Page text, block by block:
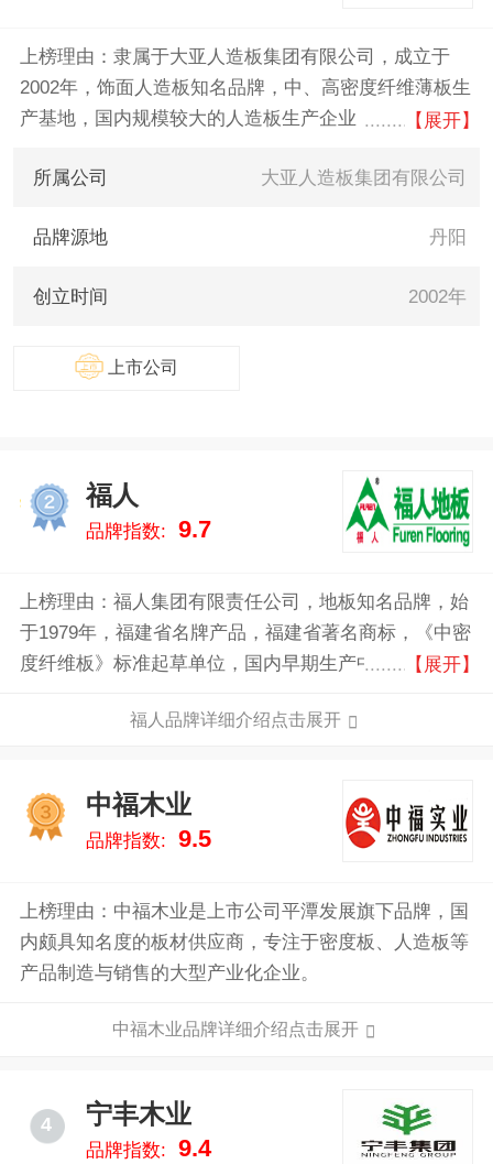
上榜理由：隶属于大亚人造板集团有限公司，成立于
2002年，饰面人造板知名品牌，中、高密度纤维薄板生
产基地，国内规模较大的人造板生产企业，主要生产多
层实木复合地板、高档家具等。公司深入贯彻绿色发展
则，发展现代林业。
【展开】
所属公司 大亚人造板集团有限公司
品牌源地 丹阳
创立时间 2002年
上市公司
2
福人
品牌指数: 9.7
上榜理由：福人集团有限责任公司，地板知名品牌，始
于1979年，福建省名牌产品，福建省著名商标，《中密
度纤维板》标准起草单位，国内早期生产中密度纤维板
【展开】
福人品牌详细介绍点击展开
3
中福木业
品牌指数: 9.5
上榜理由：中福木业是上市公司平潭发展旗下品牌，国
内颇具知名度的板材供应商，专注于密度板、人造板等
产品制造与销售的大型产业化企业。
中福木业品牌详细介绍点击展开
4 宁丰木业
品牌指数: 9.4